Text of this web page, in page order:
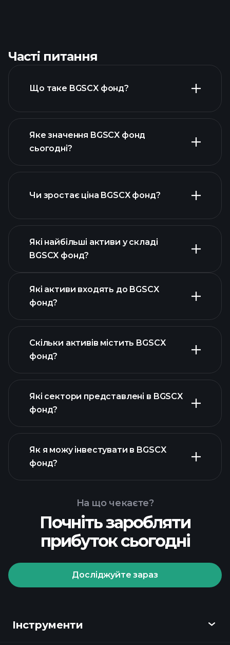
Часті питання
Що таке BGSCX фонд?
Яке значення BGSCX фонд
сьогодні?
розширеній
діаграмі
Чи зростає ціна BGSCX фонд?
BGSCX фонд
Які найбільші активи у складі
BGSCX фонд?
фонд
Які активи входять до BGSCX
фонд?
активів BGSCX фонд
Скільки активів містить BGSCX
фонд?
Які сектори представлені в BGSCX
фонд?
Як я можу інвестувати в BGSCX
фонд?
Playtrade Tournaments
На що чекаєте?
Почніть заробляти
прибуток сьогодні
Досліджуйте зараз
Інструменти